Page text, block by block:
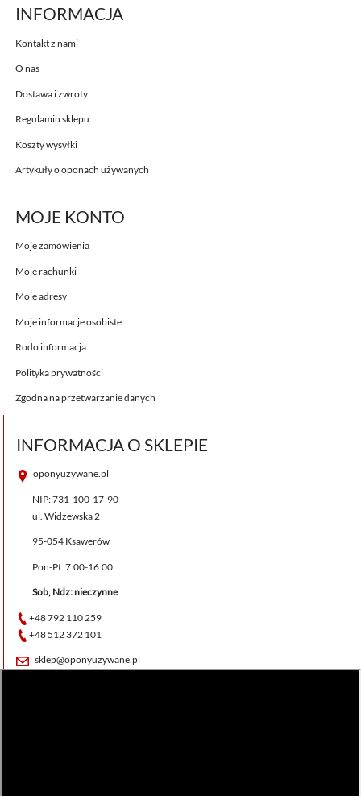
INFORMACJA
Kontakt z nami
O nas
Dostawa i zwroty
Regulamin sklepu
Koszty wysyłki
Artykuły o oponach używanych
MOJE KONTO
Moje zamówienia
Moje rachunki
Moje adresy
Moje informacje osobiste
Rodo informacja
Polityka prywatności
Zgodna na przetwarzanie danych
INFORMACJA O SKLEPIE
oponyuzywane.pl
NIP: 731-100-17-90
ul. Widzewska 2
95-054 Ksawerów
Pon-Pt: 7:00-16:00
Sob, Ndz: nieczynne
+48 792 110 259
+48 512 372 101
sklep@oponyuzywane.pl